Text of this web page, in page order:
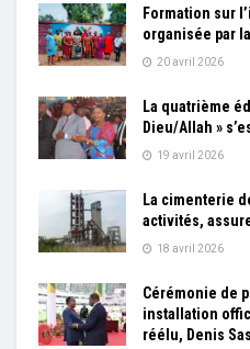
Formation sur
organisée par la
20 avril 2026
La quatrième
Dieu/Allah »
19 avril 2026
La cimenterie
activités,
18 avril 2026
Cérémonie de
installation
réélu, Denis